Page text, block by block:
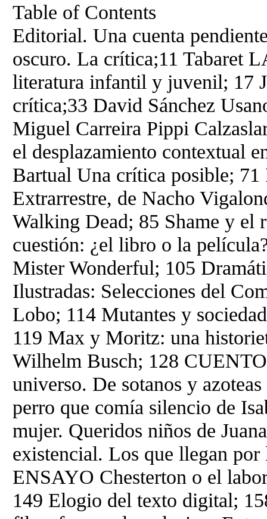
Table of Contents
Editorial. Una cuenta
oscuro. La crítica;11 Tabaret
literatura infantil y juvenil; 17
crítica;33 David Sánchez
Miguel Carreira Pippi
el desplazamiento contextual
Bartual Una crítica posible;
Extrarrestre, de Nacho
Walking Dead; 85 Shame y el
cuestión: ¿el libro o la
Mister Wonderful; 105
Ilustradas: Selecciones del
Lobo; 114 Mutantes y
119 Max y Moritz: una
Wilhelm Busch; 128
universo. De sotanos y
perro que comía silencio de
mujer. Queridos niños de
existencial. Los que llegan
ENSAYO Chesterton o el
149 Elogio del texto digital;